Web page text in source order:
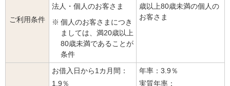
ご利用条件
法人・個人のお客さま
※ 個人のお客さまにつき
ましては、満20歳以上
80歳未満であることが
条件
歳以上80歳未満の個人の
お客さま
お借入日から1カ月間：
1.9％
年率： 3.9％
実質年率：